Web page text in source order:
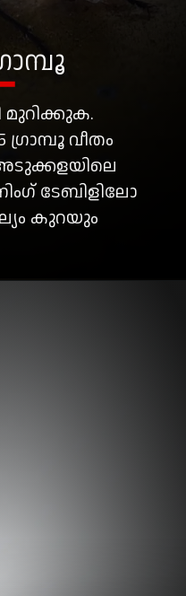
മുറിക്കുക.
വീതം
ടേബിളിലോ